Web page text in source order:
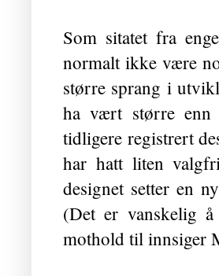
Som sitatet fra
normalt ikke være
større sprang i
ha vært større enn
tidligere registrert
har hatt liten
designet setter en
(Det er vanskelig
mothold til innsiger